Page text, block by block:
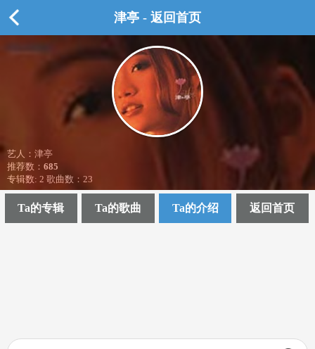
津亭 - 返回首页
艺人：津亭
推荐数： 685
专辑数: 2 歌曲数：23
Ta的专辑 Ta的歌曲 Ta的介绍 返回首页